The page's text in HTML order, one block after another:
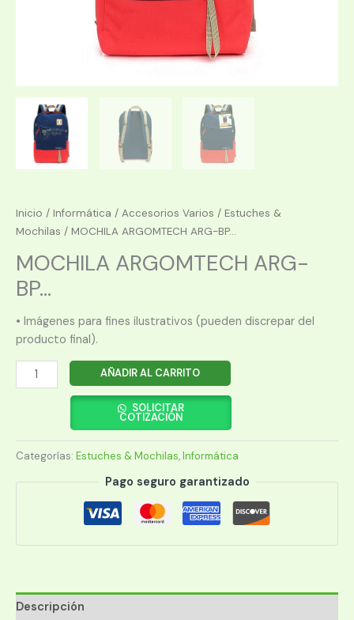
Inicio / Informática / Accesorios Varios / Estuches &
Mochilas / MOCHILA ARGOMTECH ARG-BP...
MOCHILA ARGOMTECH ARG-
BP...
• Imágenes para fines ilustrativos (pueden discrepar del
producto final).
MOCHILA
ARGOMTECH
1340RD
15.6"AZUL/ROJO
AÑADIR AL CARRITO
SOLICITAR
COTIZACIÓN
Categorías: Estuches & Mochilas,Informática
Pago seguro garantizado
Descripción